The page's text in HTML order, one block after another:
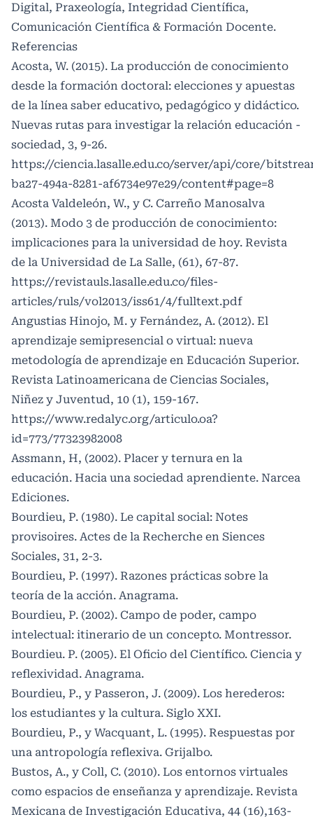
Digital, Praxeología, Integridad Científica,
Comunicación Científica & Formación Docente.
Referencias
Acosta, W. (2015). La producción de conocimiento
desde la formación doctoral: elecciones y apuestas
de la línea saber educativo, pedagógico y didáctico.
Nuevas rutas para investigar la relación educación -
sociedad, 3, 9-26.
https://ciencia.lasalle.edu.co/server/api/core/
ba27-494a-8281-af6734e97e29/content#page=8
Acosta Valdeleón, W., y C. Carreño Manosalva
(2013). Modo 3 de producción de conocimiento:
implicaciones para la universidad de hoy. Revista
de la Universidad de La Salle, (61), 67-87.
https://revistauls.lasalle.edu.co/files-
articles/ruls/vol2013/iss61/4/fulltext.pdf
Angustias Hinojo, M. y Fernández, A. (2012). El
aprendizaje semipresencial o virtual: nueva
metodología de aprendizaje en Educación Superior.
Revista Latinoamericana de Ciencias Sociales,
Niñez y Juventud, 10 (1), 159-167.
https://www.redalyc.org/articulo.oa?
id=773/77323982008
Assmann, H, (2002). Placer y ternura en la
educación. Hacia una sociedad aprendiente. Narcea
Ediciones.
Bourdieu, P. (1980). Le capital social: Notes
provisoires. Actes de la Recherche en Siences
Sociales, 31, 2-3.
Bourdieu, P. (1997). Razones prácticas sobre la
teoría de la acción. Anagrama.
Bourdieu, P. (2002). Campo de poder, campo
intelectual: itinerario de un concepto. Montressor.
Bourdieu. P. (2005). El Oficio del Científico. Ciencia y
reflexividad. Anagrama.
Bourdieu, P., y Passeron, J. (2009). Los herederos:
los estudiantes y la cultura. Siglo XXI.
Bourdieu, P., y Wacquant, L. (1995). Respuestas por
una antropología reflexiva. Grijalbo.
Bustos, A., y Coll, C. (2010). Los entornos virtuales
como espacios de enseñanza y aprendizaje. Revista
Mexicana de Investigación Educativa, 44 (16),163-